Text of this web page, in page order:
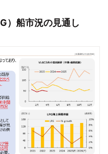
）船市況の見通し